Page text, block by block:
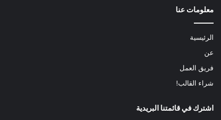
معلومات عنا
الرئيسية
عن
فريق العمل
شراء القالب!
اشترك في قائمتنا البريدية